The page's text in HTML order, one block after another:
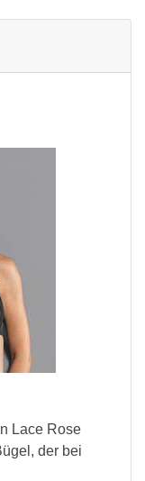
Lace Rose
der bei